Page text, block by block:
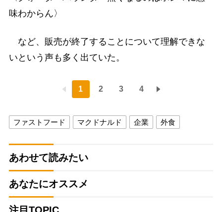
味わからん〉
など、販売が終了することについて理解できな
いという声も多く出ていた。
1 2 3 4
ファストフード マクドナルド 企業 外食
あわせて読みたい
あなたにオススメ